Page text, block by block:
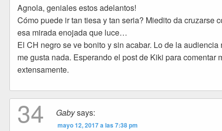
Agnola, geniales estos adelantos!
Cómo puede ir tan tiesa y tan seria? Miedito da cruzarse
esa mirada enojada que luce…
El CH negro se ve bonito y sin acabar. Lo de la audiencia
me gusta nada. Esperando el post de Kiki para comentar
extensamente.
34 Gabysays:
mayo 12, 2017 a las 7:38 pm